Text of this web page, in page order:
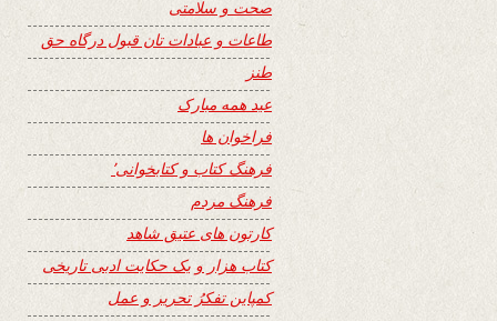
صحت و سلامتی
طاعات و عبادات تان قبول درگاه حق
طنز
عید همه مبارک
فراخوان ها
فرهنگ کتاب و کتابخوانی٬
فرهنگ مردم
کارتون های عتیق شاهد
کتاب هزار و یک حکایت ادبی تاریخی
کمپاین تفکرُ تحریر و عمل